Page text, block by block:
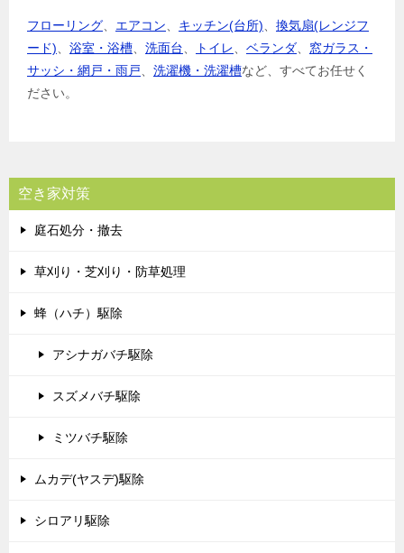
フローリング エアコン キッチン(台所)
換気扇(レンジフ
ード)
浴室・浴槽 洗面台 トイレ ベランダ
窓ガラス・
サッシ・網戸・雨戸
洗濯機・洗濯槽など、すべてお任せく
ださい。
空き家対策
庭石処分・撤去
草刈り・芝刈り・防草処理
蜂（ハチ）駆除
アシナガバチ駆除
スズメバチ駆除
ミツバチ駆除
ムカデ(ヤスデ)駆除
シロアリ駆除